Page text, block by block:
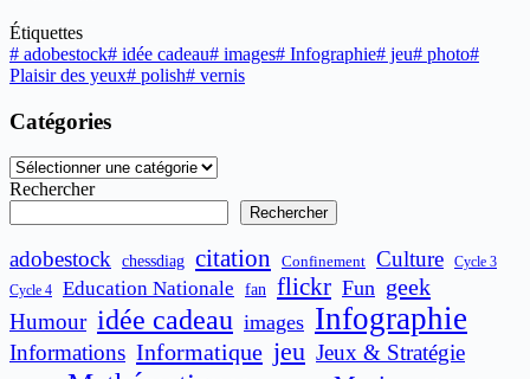
Étiquettes
# adobestock# idée cadeau# images# Infographie# jeu# photo#
Plaisir des yeux# polish# vernis
Catégories
Catégories
Rechercher
Rechercher
adobestock chessdiag citation Confinement Culture
Cycle 3
Cycle 4
Education Nationale fan flickr Fun geek
Humour idée cadeau images Infographie
Informations Informatique jeu Jeux & Stratégie